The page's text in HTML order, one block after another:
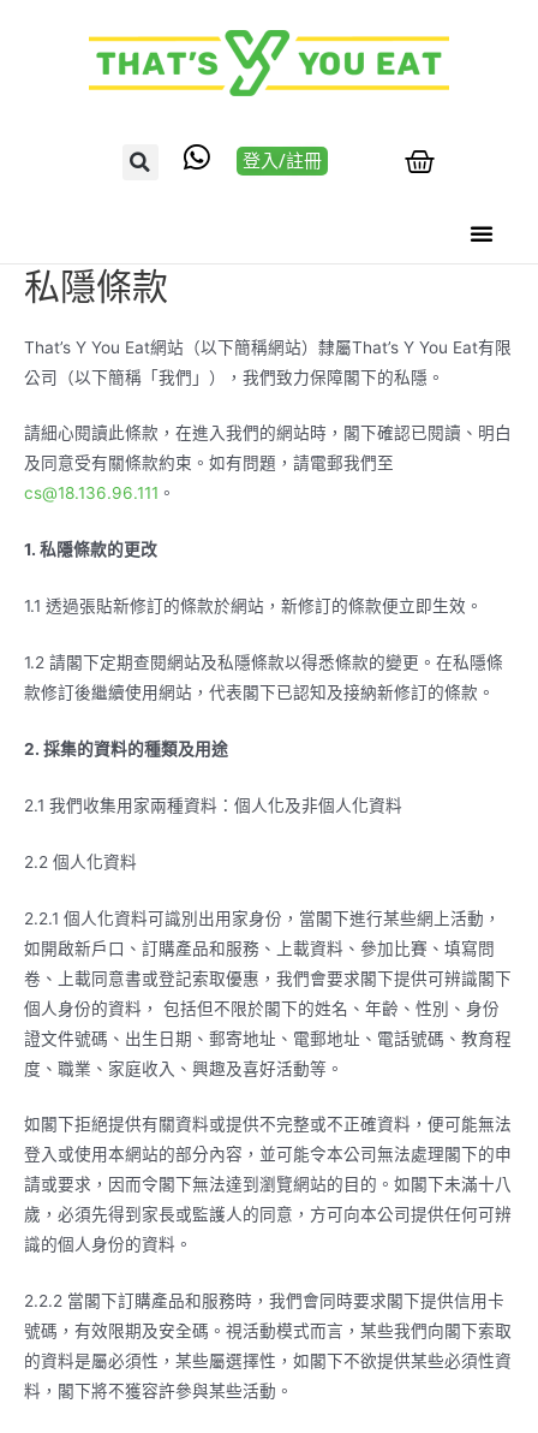
登入/註冊
私隱條款
That’s Y You Eat網站（以下簡稱網站）隸屬That’s Y You Eat有限
公司（以下簡稱「我們」），我們致力保障閣下的私隱。
請細心閱讀此條款，在進入我們的網站時，閣下確認已閱讀、明白
及同意受有關條款約束。如有問題，請電郵我們至
cs@18.136.96.111 。
1. 私隱條款的更改
1.1 透過張貼新修訂的條款於網站，新修訂的條款便立即生效。
1.2 請閣下定期查閱網站及私隱條款以得悉條款的變更。在私隱條
款修訂後繼續使用網站，代表閣下已認知及接納新修訂的條款。
2. 採集的資料的種類及用途
2.1 我們收集用家兩種資料：個人化及非個人化資料
2.2 個人化資料
2.2.1 個人化資料可識別出用家身份，當閣下進行某些網上活動，
如開啟新戶口、訂購產品和服務、上載資料、參加比賽、填寫問
卷、上載同意書或登記索取優惠，我們會要求閣下提供可辨識閣下
個人身份的資料， 包括但不限於閣下的姓名、年齡、性別、身份
證文件號碼、出生日期、郵寄地址、電郵地址、電話號碼、教育程
度、職業、家庭收入、興趣及喜好活動等。
如閣下拒絕提供有關資料或提供不完整或不正確資料，便可能無法
登入或使用本網站的部分內容，並可能令本公司無法處理閣下的申
請或要求，因而令閣下無法達到瀏覽網站的目的。如閣下未滿十八
歲，必須先得到家長或監護人的同意，方可向本公司提供任何可辨
識的個人身份的資料。
2.2.2 當閣下訂購產品和服務時，我們會同時要求閣下提供信用卡
號碼，有效限期及安全碼。視活動模式而言，某些我們向閣下索取
的資料是屬必須性，某些屬選擇性，如閣下不欲提供某些必須性資
料，閣下將不獲容許參與某些活動。